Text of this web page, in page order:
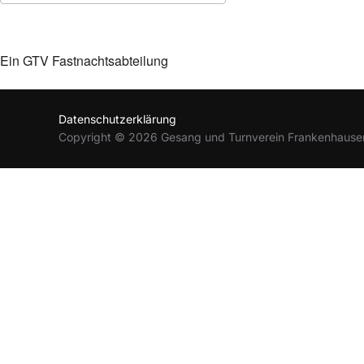
Ein GTV Fastnachtsabteilung
Datenschutzerklärung
Copyright © 2026 Gesang und Turnverein